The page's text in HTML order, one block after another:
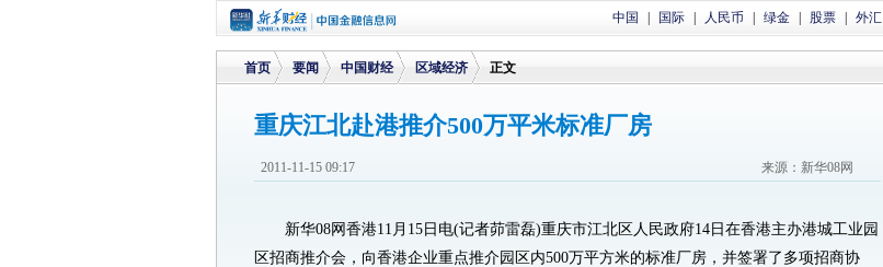
中国 国际 人民币 绿金 股票 外汇
首页
>
要闻
>
中国财经 区域经济 正文
重庆江北赴港推介500万平米标准厂房
来源：新华08网
2011-11-15 09:17
新华08网香港11月15日电(记者茆雷磊)重庆市江北区人民政府14日在香港主办港城工业园
区招商推介会，向香港企业重点推介园区内500万平方米的标准厂房，并签署了多项招商协